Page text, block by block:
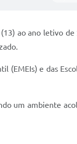
ao ano letivo
(EMEIs) e das
um ambiente